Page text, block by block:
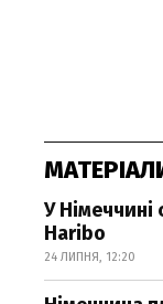
У
Haribo
24 ЛИПНЯ, 12:20